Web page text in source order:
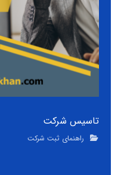
تاسیس شرکت
راهنمای ثبت شرکت